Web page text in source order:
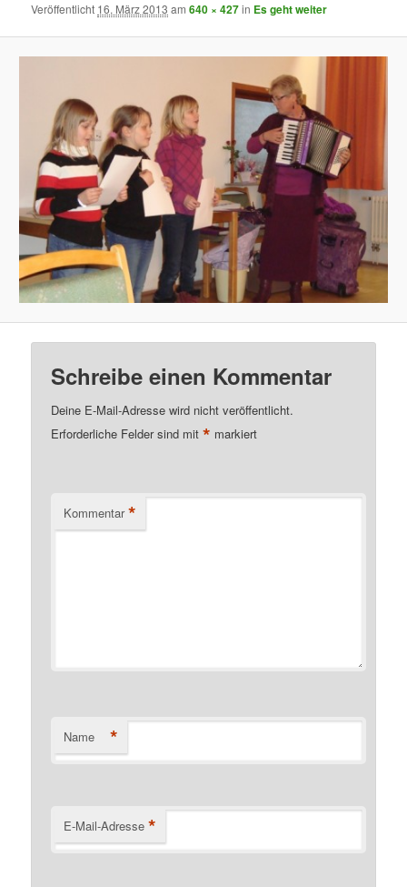
Veröffentlicht 16. März 2013 am640 × 427in Es geht weiter
Schreibe einen Kommentar
Deine E-Mail-Adresse wird nicht veröffentlicht.
Erforderliche Felder sind mit* markiert
Kommentar *
Name *
E-Mail-Adresse *